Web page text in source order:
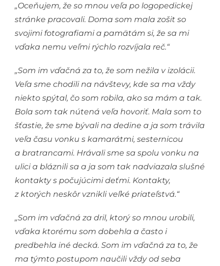
„Oceňujem, že so mnou veľa po logopedickej
stránke pracovali. Doma som mala zošit so
svojimi fotografiami a pamätám si, že sa mi
vďaka nemu veľmi rýchlo rozvíjala reč.“
„Som im vďačná za to, že som nežila v izolácii.
Veľa sme chodili na návštevy, kde sa ma vždy
niekto spýtal, čo som robila, ako sa mám a tak.
Bola som tak nútená veľa hovoriť. Mala som to
šťastie, že sme bývali na dedine a ja som trávila
veľa času vonku s kamarátmi, sesternicou
a bratrancami. Hrávali sme sa spolu vonku na
ulici a bláznili sa a ja som tak nadviazala slušné
kontakty s počujúcimi deťmi. Kontakty,
z ktorých neskôr vznikli veľké priateľstvá.“
„Som im vďačná za dril, ktorý so mnou urobili,
vďaka ktorému som dobehla a často i
predbehla iné decká. Som im vďačná za to, že
ma týmto postupom naučili vždy od seba